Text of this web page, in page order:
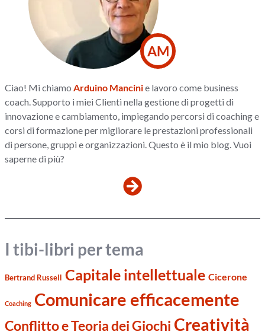
AM
Ciao! Mi chiamoArduino Mancinie lavoro come business
coach. Supporto i miei Clienti nella gestione di progetti di
innovazione e cambiamento, impiegando percorsi di coaching e
corsi di formazione per migliorare le prestazioni professionali
di persone, gruppi e organizzazioni. Questo è il mio blog. Vuoi
saperne di più?
I tibi-libri per tema
Bertrand Russell Capitale intellettuale Cicerone
Coaching Comunicare efficacemente
Conflitto e Teoria dei Giochi Creatività